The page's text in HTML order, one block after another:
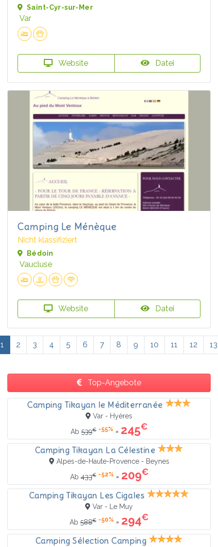
Saint-Cyr-sur-Mer
Var
Website Datei
Camping Le Ménèque
Nicht klassifiziert
Bédoin
Vaucluse
Website Datei
1 2 3 4 5 6 7 8 9 10 11 12 13
Top-Angebote
Camping Tikayan le Méditerranée
Var - Hyères
Ab 539€ -55% = 245€
Camping Tikayan La Célestine
Alpes-de-Haute-Provence - Beynes
Ab433€ -52% = 209€
Camping Tikayan Les Cigales
Var - Le Muy
Ab 588€ -50% = 294€
Camping Sélection Camping